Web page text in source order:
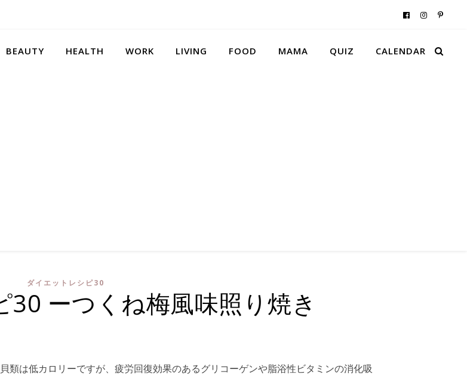
BEAUTY HEALTH WORK LIVING FOOD MAMA QUIZ CALENDAR
ダイエットレシピ30
30 ーつくね梅風味照り焼き
類は低カロリーですが、疲労回復効果のあるグリコーゲンや脂浴性ビタミンの消化吸